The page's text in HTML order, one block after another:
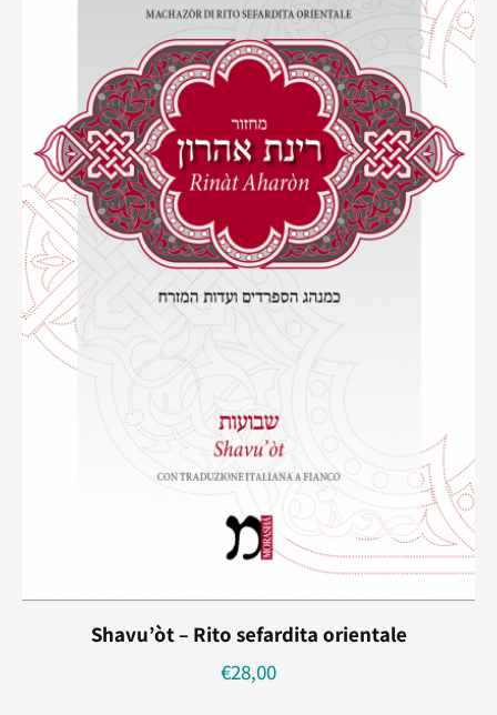
Shavu’òt – Rito sefardita orientale
€28,00